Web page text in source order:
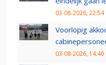
03-08-2026, 22:54
Voorlopig
03-08-2026, 14:40